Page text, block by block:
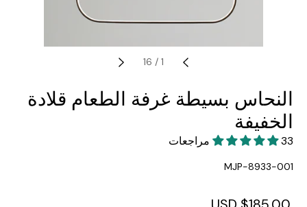
1
/
16
النحاس بسيطة غرفة الطعام قلادة
الخفيفة
33 مراجعات
SKU:
MJP-8933-001